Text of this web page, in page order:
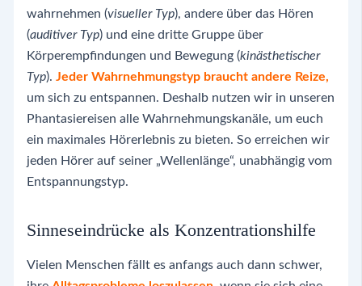
wahrnehmen (visueller Typ), andere über das Hören
(auditiver Typ) und eine dritte Gruppe über
Körperempfindungen und Bewegung (kinästhetischer
Typ). Jeder Wahrnehmungstyp braucht andere Reize,
um sich zu entspannen. Deshalb nutzen wir in unseren
Phantasiereisen alle Wahrnehmungskanäle, um euch
ein maximales Hörerlebnis zu bieten. So erreichen wir
jeden Hörer auf seiner „Wellenlänge“, unabhängig vom
Entspannungstyp.
Sinneseindrücke als Konzentrationshilfe
Vielen Menschen fällt es anfangs auch dann schwer,